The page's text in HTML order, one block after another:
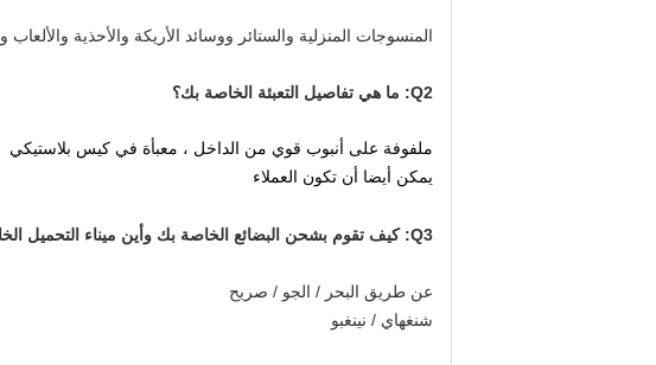
المنسوجات المنزلية والستائر ووسائد الأريكة والأحذية
Q2: ما هي تفاصيل التعبئة الخاصة بك؟
ملفوفة على أنبوب قوي من الداخل ، معبأة في كيس بلاستيكي
يمكن أيضا أن تكون العملاء
Q3: كيف تقوم بشحن البضائع الخاصة بك وأين ميناء التحميل الخاص بك؟
عن طريق البحر / الجو / صريح
شنغهاي / نينغبو